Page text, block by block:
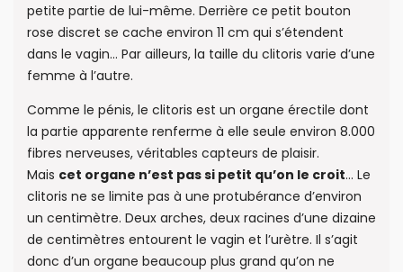
petite partie de lui-même. Derrière ce petit bouton
rose discret se cache environ 11 cm qui s’étendent
dans le vagin… Par ailleurs, la taille du clitoris varie d’une
femme à l’autre.
Comme le pénis, le clitoris est un organe érectile dont
la partie apparente renferme à elle seule environ 8.000
fibres nerveuses, véritables capteurs de plaisir.
Mais cet organe n’est pas si petit qu’on le croit… Le
clitoris ne se limite pas à une protubérance d’environ
un centimètre. Deux arches, deux racines d’une dizaine
de centimètres entourent le vagin et l’urètre. Il s’agit
donc d’un organe beaucoup plus grand qu’on ne